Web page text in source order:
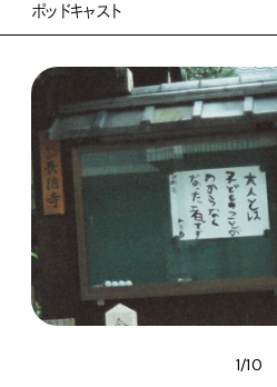
ポッドキャスト
1/10